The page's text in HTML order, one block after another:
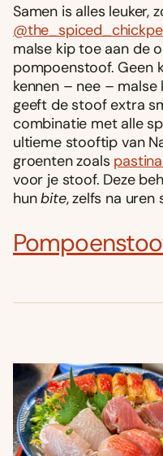
Samen is alles
malse kip toe aan de
pompoenstoof. Geen
kennen – nee –
geeft de stoof extra
combinatie met alle
ultieme stooftip van
groenten zoals
voor je stoof. Deze
hunbite, zelfs na uren